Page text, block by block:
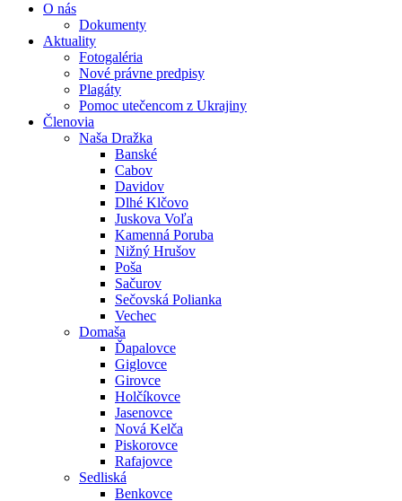
O nás
Dokumenty
Aktuality
Fotogaléria
Nové právne predpisy
Plagáty
Pomoc utečencom z Ukrajiny
Členovia
Naša Dražka
Banské
Cabov
Davidov
Dlhé Klčovo
Juskova Voľa
Kamenná Poruba
Nižný Hrušov
Poša
Sačurov
Sečovská Polianka
Vechec
Domaša
Ďapalovce
Giglovce
Girovce
Holčíkovce
Jasenovce
Nová Kelča
Piskorovce
Rafajovce
Sedliská
Benkovce